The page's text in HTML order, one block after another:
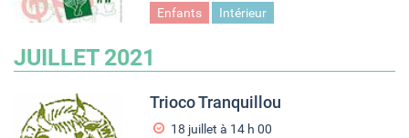
Enfants
Intérieur
JUILLET 2021
Trioco Tranquillou
18 juillet à 14 h 00